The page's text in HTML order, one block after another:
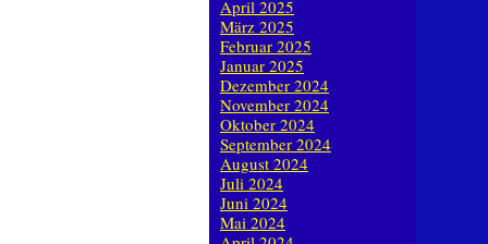
April 2025
März 2025
Februar 2025
Januar 2025
Dezember 2024
November 2024
Oktober 2024
September 2024
August 2024
Juli 2024
Juni 2024
Mai 2024